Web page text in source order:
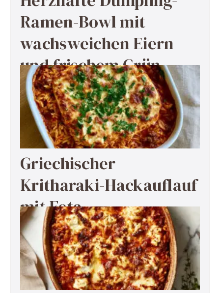
Ramen-Bowl mit
wachsweichen Eiern
und frischem Grün
Griechischer
Kritharaki-Hackauflauf
mit Feta